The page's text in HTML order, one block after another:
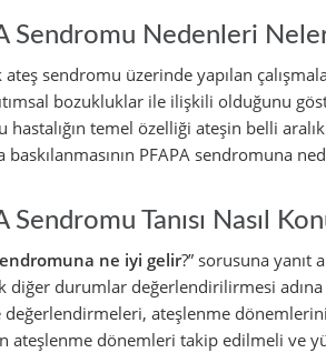
Sendromu Nedenleri
sendromu üzerinde yapılan
bozukluklar ile ilişkili olduğunu
hastalığın temel özelliği ateşin belli
baskılanmasının PFAPA sendromuna
Sendromu Tanısı Nasıl
ne iyi gelir?” sorusuna yanıt
diğer durumlar değerlendirilirmesi
değerlendirmeleri, ateşlenme
ateşlenme dönemleri takip edilmeli ve